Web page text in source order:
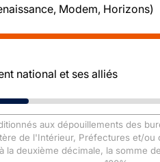
Modem, Horizons)
national et ses alliés
aux dépouillements des
de l'Intérieur, Préfectures et/ou
la deuxième décimale, la somme